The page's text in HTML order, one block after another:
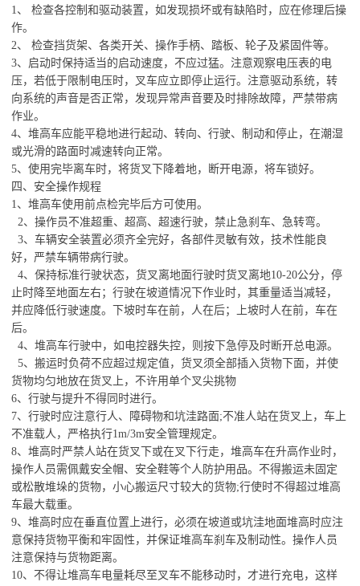
1、 检查各控制和驱动装置，如发现损坏或有缺陷时，应在修理后操
作。
2、 检查挡货架、各类开关、操作手柄、踏板、轮子及紧固件等。
3、启动时保持适当的启动速度，不应过猛。注意观察电压表的电
压，若低于限制电压时，叉车应立即停止运行。注意驱动系统，转
向系统的声音是否正常，发现异常声音要及时排除故障，严禁带病
作业。
4、堆高车应能平稳地进行起动、转向、行驶、制动和停止，在潮湿
或光滑的路面时减速转向正常。
5、使用完毕离车时，将货叉下降着地，断开电源，将车锁好。
四、安全操作规程
1、堆高车使用前点检完毕后方可使用。
2、操作员不准超重、超高、超速行驶，禁止急刹车、急转弯。
3、车辆安全装置必须齐全完好，各部件灵敏有效，技术性能良
好，严禁车辆带病行驶。
4、保持标准行驶状态，货叉离地面行驶时货叉离地10-20公分，停
止时降至地面左右；行驶在坡道情况下作业时，其重量适当减轻，
并应降低行驶速度。下坡时车在前，人在后；上坡时人在前，车在
后。
4、堆高车行驶中，如电控器失控，则按下急停及时断开总电源。
5、搬运时负荷不应超过规定值，货叉须全部插入货物下面，并使
货物均匀地放在货叉上，不许用单个叉尖挑物
6、行驶与提升不得同时进行。
7、行驶时应注意行人、障碍物和坑洼路面;不准人站在货叉上，车上
不准载人，严格执行1m/3m安全管理规定。
8、堆高时严禁人站在货叉下或在叉下行走，堆高车在升高作业时，
操作人员需佩戴安全帽、安全鞋等个人防护用品。不得搬运未固定
或松散堆垛的货物，小心搬运尺寸较大的货物;行使时不得超过堆高
车最大载重。
9、堆高时应在垂直位置上进行，必须在坡道或坑洼地面堆高时应注
意保持货物平衡和牢固性，并保证堆高车刹车及制动性。操作人员
注意保持与货物距离。
10、不得让堆高车电量耗尽至叉车不能移动时，才进行充电，这样